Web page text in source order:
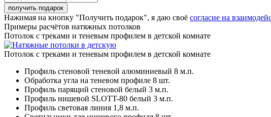
Нажимая на кнопку "Получить подарок", я даю своё согласие на
Примеры расчётов натяжных потолков
Потолок с треками и теневым профилем в детской комнате
Потолок с треками и теневым профилем в детской комнате
Профиль стеновой теневой алюминиевый 8 м.п.
Обработка угла на теневом профиле 8 шт.
Профиль парящий стеновой белый 3 м.п.
Профиль нишевой SLOTT-80 белый 3 м.п.
Профиль световая линия 1,8 м.п.